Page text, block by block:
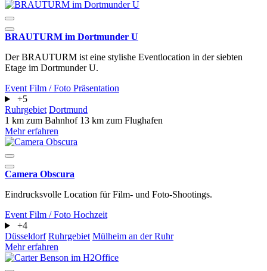
BRAUTURM im Dortmunder U
Der BRAUTURM ist eine stylishe Eventlocation in der siebten
Etage im Dortmunder U.
Event Film / Foto Präsentation
+5
Ruhrgebiet Dortmund
1 km zum Bahnhof 13 km zum Flughafen
Mehr erfahren
Camera Obscura
Eindrucksvolle Location für Film- und Foto-Shootings.
Event Film / Foto Hochzeit
+4
Düsseldorf Ruhrgebiet Mülheim an der Ruhr
Mehr erfahren